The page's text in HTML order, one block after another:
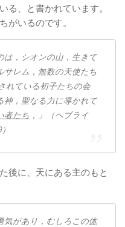
る、と書かれています。
がいるのです。
は，シオン​の​山，生き​て​
サレム，無数​の​天使​たち​
れ​て​いる​初子​たち​の​会
神，聖​なる​力​に​導か​れ​て​
者​たち ，」（ヘブライ
後に、天にある主のもと
気​が​あり，むしろ​この​体​